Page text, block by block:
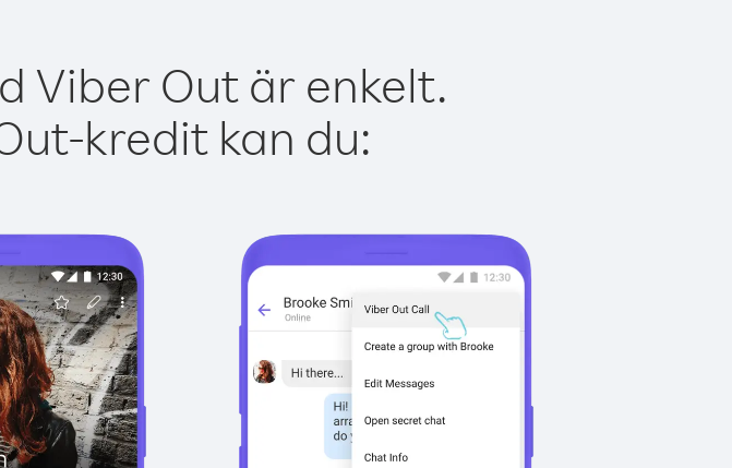
Viber Out är enkelt.
kredit kan du: